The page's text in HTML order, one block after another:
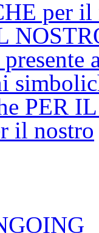
per il
PER
il nostro